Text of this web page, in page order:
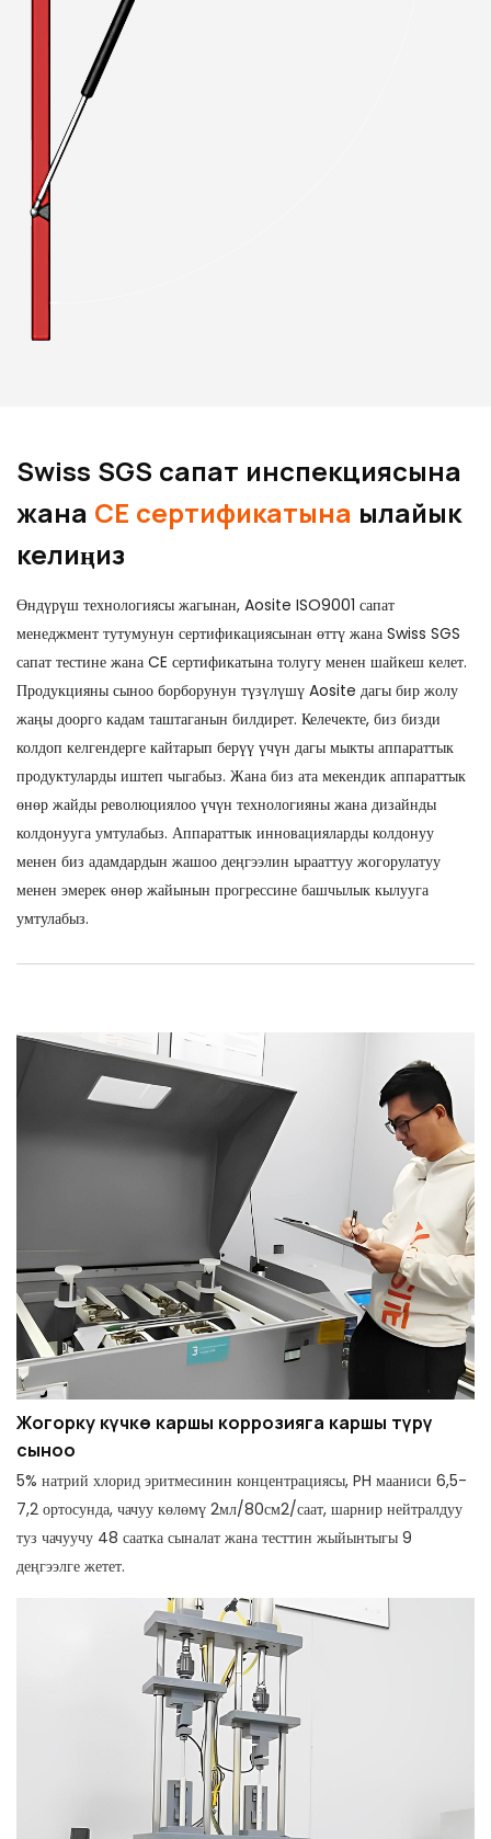
Swiss SGS сапат инспекциясына
жана CE сертификатына ылайык
келиңиз
Өндүрүш технологиясы жагынан, Aosite ISO9001 сапат
менеджмент тутумунун сертификациясынан өттү жана Swiss SGS
сапат тестине жана CE сертификатына толугу менен шайкеш келет.
Продукцияны сыноо борборунун түзүлүшү Aosite дагы бир жолу
жаңы доорго кадам таштаганын билдирет. Келечекте, биз бизди
колдоп келгендерге кайтарып берүү үчүн дагы мыкты аппараттык
продуктуларды иштеп чыгабыз. Жана биз ата мекендик аппараттык
өнөр жайды революциялоо үчүн технологияны жана дизайнды
колдонууга умтулабыз. Аппараттык инновацияларды колдонуу
менен биз адамдардын жашоо деңгээлин ырааттуу жогорулатуу
менен эмерек өнөр жайынын прогрессине башчылык кылууга
умтулабыз.
Жогорку күчкө каршы коррозияга каршы түрү
сыноо
5% натрий хлорид эритмесинин концентрациясы, PH мааниси 6,5-
7,2 ортосунда, чачуу көлөмү 2мл/80см2/саат, шарнир нейтралдуу
туз чачуучу 48 саатка сыналат жана тесттин жыйынтыгы 9
деңгээлге жетет.